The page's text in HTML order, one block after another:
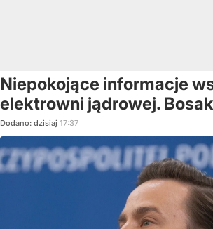
Niepokojące informacje
elektrowni jądrowej. Bosak
Dodano: dzisiaj 17:37